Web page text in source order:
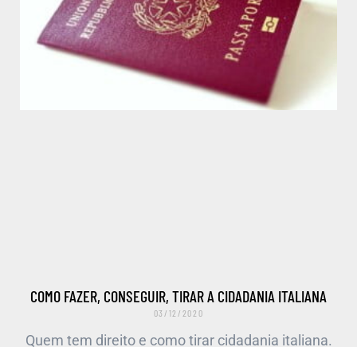
COMO FAZER, CONSEGUIR, TIRAR A CIDADANIA ITALIANA
03/12/2020
Quem tem direito e como tirar cidadania italiana.